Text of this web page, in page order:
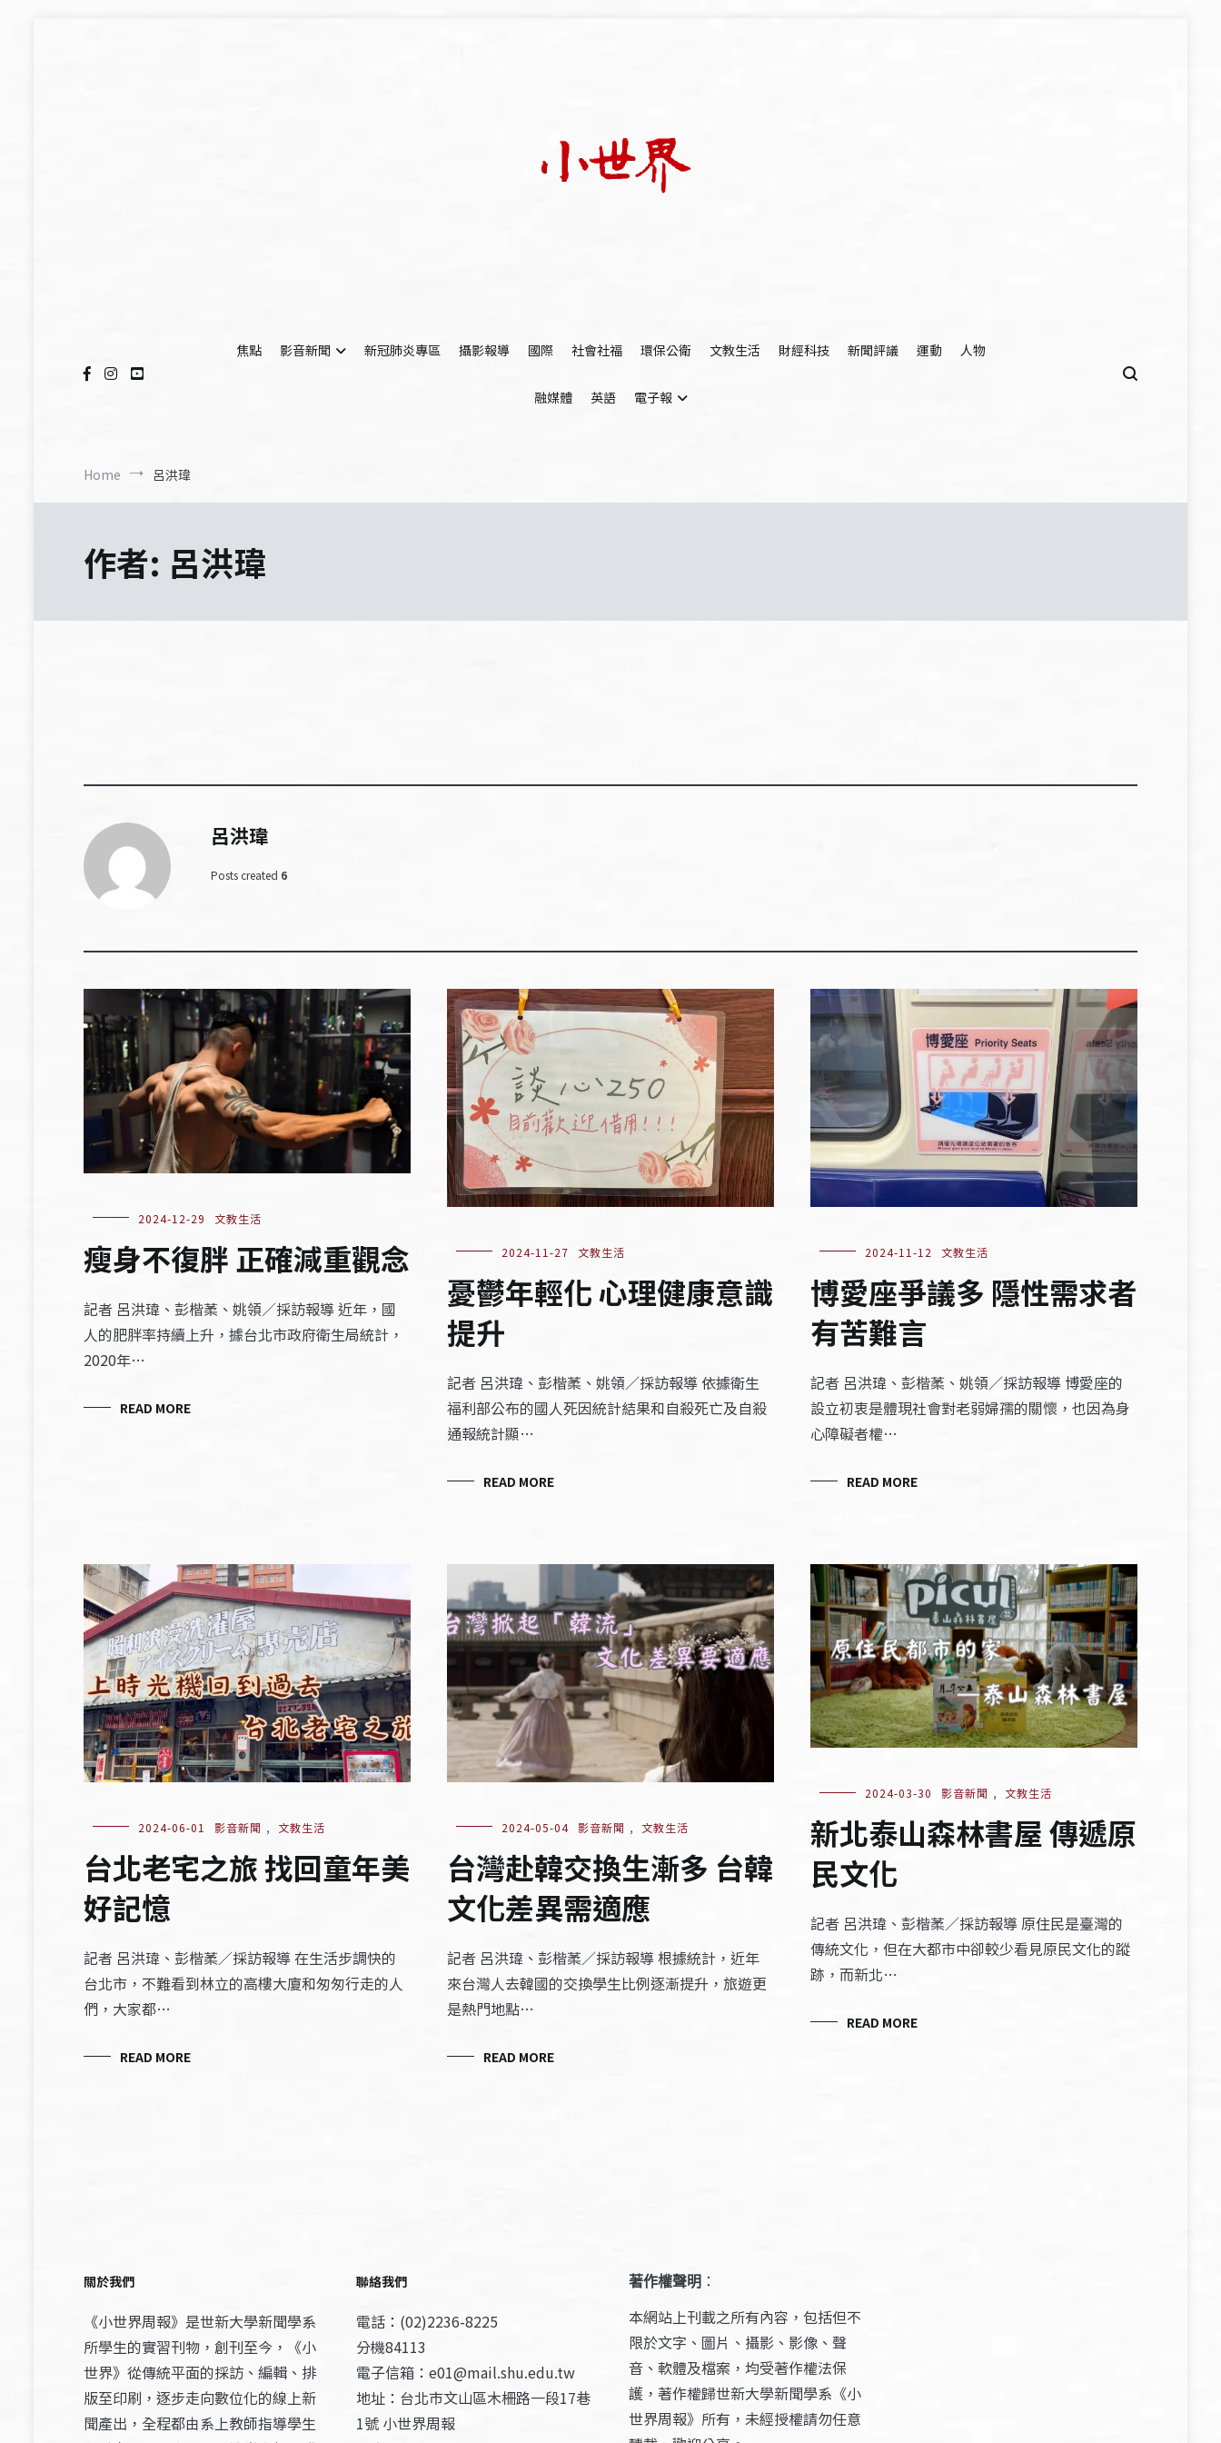
焦點
影音新聞 新冠肺炎專區 攝影報導 國際 社會社福 環保公衛 文教生活 財經科技 新聞評議 運動 人物
融媒體 英語 電子報
Home 呂洪瑋
作者: 呂洪瑋
呂洪瑋
Posts created 6
2024-12-29 文教生活
瘦身不復胖 正確減重觀念
記者 呂洪瑋、彭楷葇、姚領／採訪報導 近年，國
人的肥胖率持續上升，據台北市政府衛生局統計，
2020年…
READ MORE
2024-11-27 文教生活
憂鬱年輕化 心理健康意識
提升
記者 呂洪瑋、彭楷葇、姚領／採訪報導 依據衛生
福利部公布的國人死因統計結果和自殺死亡及自殺
通報統計顯…
READ MORE
2024-11-12 文教生活
博愛座爭議多 隱性需求者
有苦難言
記者 呂洪瑋、彭楷葇、姚領／採訪報導 博愛座的
設立初衷是體現社會對老弱婦孺的關懷，也因為身
心障礙者權…
READ MORE
2024-06-01 影音新聞 , 文教生活
台北老宅之旅 找回童年美
好記憶
記者 呂洪瑋、彭楷葇／採訪報導 在生活步調快的
台北市，不難看到林立的高樓大廈和匆匆行走的人
們，大家都…
READ MORE
2024-05-04 影音新聞 , 文教生活
台灣赴韓交換生漸多 台韓
文化差異需適應
記者 呂洪瑋、彭楷葇／採訪報導 根據統計，近年
來台灣人去韓國的交換學生比例逐漸提升，旅遊更
是熱門地點…
READ MORE
2024-03-30 影音新聞 , 文教生活
新北泰山森林書屋 傳遞原
民文化
記者 呂洪瑋、彭楷葇／採訪報導 原住民是臺灣的
傳統文化，但在大都市中卻較少看見原民文化的蹤
跡，而新北…
READ MORE
關於我們
《小世界周報》是世新大學新聞學系
所學生的實習刊物，創刊至今，《小
世界》從傳統平面的採訪、編輯、排
版至印刷，逐步走向數位化的線上新
聞產出，全程都由系上教師指導學生
聯絡我們
電話：(02)2236-8225
分機84113
電子信箱：e01@mail.shu.edu.tw
地址：台北市文山區木柵路一段17巷
1號 小世界周報
著作權聲明 ：
本網站上刊載之所有內容，包括但不
限於文字、圖片、攝影、影像、聲
音、軟體及檔案，均受著作權法保
護，著作權歸世新大學新聞學系《小
世界周報》所有，未經授權請勿任意